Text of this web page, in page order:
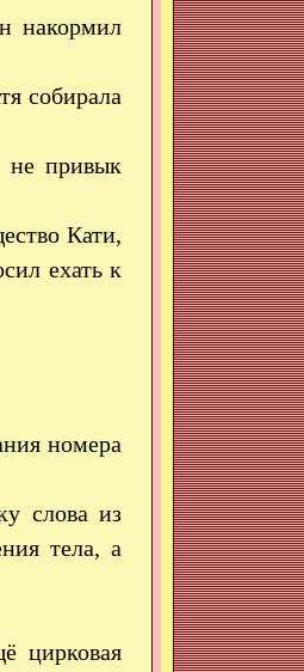
накормил
собирала
не привык
Кати,
ехать к
номера
слова из
тела, а
цирковая